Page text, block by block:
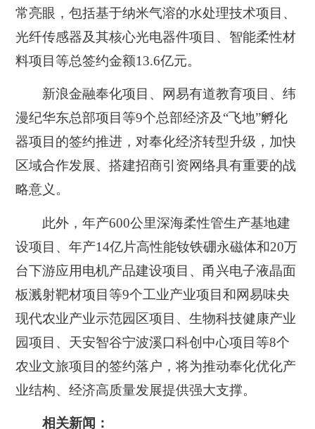
常亮眼，包括基于纳米气溶的水处理技术项目、
光纤传感器及其核心光电器件项目、智能柔性材
料项目等总签约金额13.6亿元。
新浪金融奉化项目、网易有道教育项目、纬
漫纪华东总部项目等9个总部经济及“飞地”孵化
器项目的签约推进，对奉化经济转型升级，加快
区域合作发展、搭建招商引资网络具有重要的战
略意义。
此外，年产600公里深海柔性管生产基地建
设项目、年产14亿片高性能钕铁硼永磁体和20万
台下游应用电机产品建设项目、甬兴电子液晶面
板溅射靶材项目等9个工业产业项目和网易味央
现代农业产业示范园区项目、生物科技健康产业
园项目、天安智谷宁波溪口科创中心项目等8个
农业文旅项目的签约落户，将为推动奉化优化产
业结构、经济高质量发展提供强大支撑。
相关新闻：